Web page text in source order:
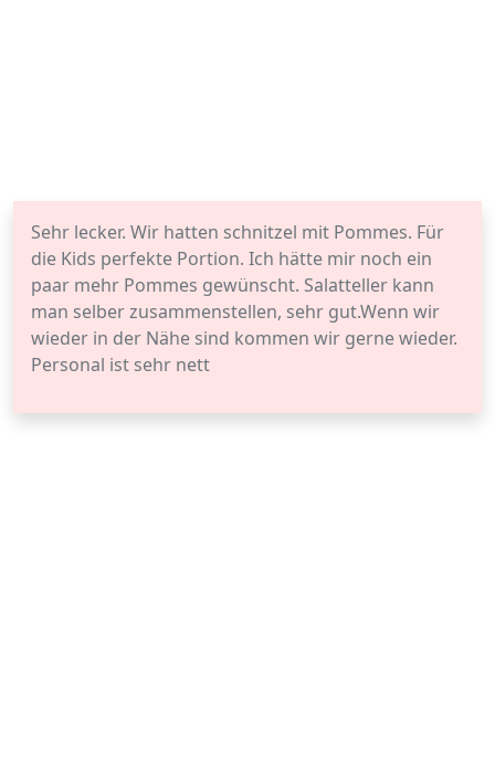
Sehr lecker. Wir hatten schnitzel mit Pommes. Für
die Kids perfekte Portion. Ich hätte mir noch ein
paar mehr Pommes gewünscht. Salatteller kann
man selber zusammenstellen, sehr gut.Wenn wir
wieder in der Nähe sind kommen wir gerne wieder.
Personal ist sehr nett